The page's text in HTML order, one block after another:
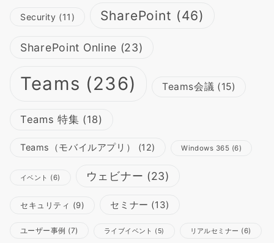
Security (11) SharePoint (46)
SharePoint Online (23)
Teams (236) Teams会議 (15)
Teams 特集 (18)
Teams（モバイルアプリ） (12) Windows 365 (6)
イベント (6) ウェビナー (23)
セキュリティ (9) セミナー (13)
ユーザー事例 (7) ライブイベント (5) リアルセミナー (6)